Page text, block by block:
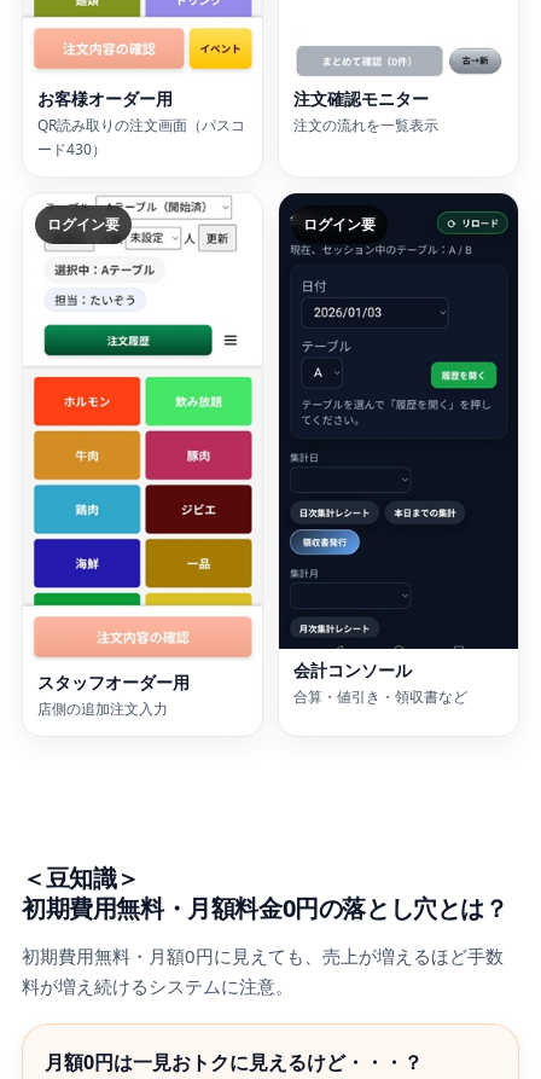
お客様オーダー用
QR読み取りの注文画面（パスコ
ード430）
注文確認モニター
注文の流れを一覧表示
ログイン要
スタッフオーダー用
店側の追加注文入力
ログイン要
会計コンソール
合算・値引き・領収書など
＜豆知識＞
初期費用無料・月額料金0円の落とし穴とは？
初期費用無料・月額0円に見えても、売上が増えるほど手数
料が増え続けるシステムに注意。
月額0円は一見おトクに見えるけど・・・？